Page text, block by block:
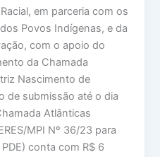
em parceria com os
Povos Indígenas, e da
com o apoio do
da Chamada
Nascimento de
de submissão até o dia
Atlânticas
MPI Nº 36/23 para
conta com R$ 6